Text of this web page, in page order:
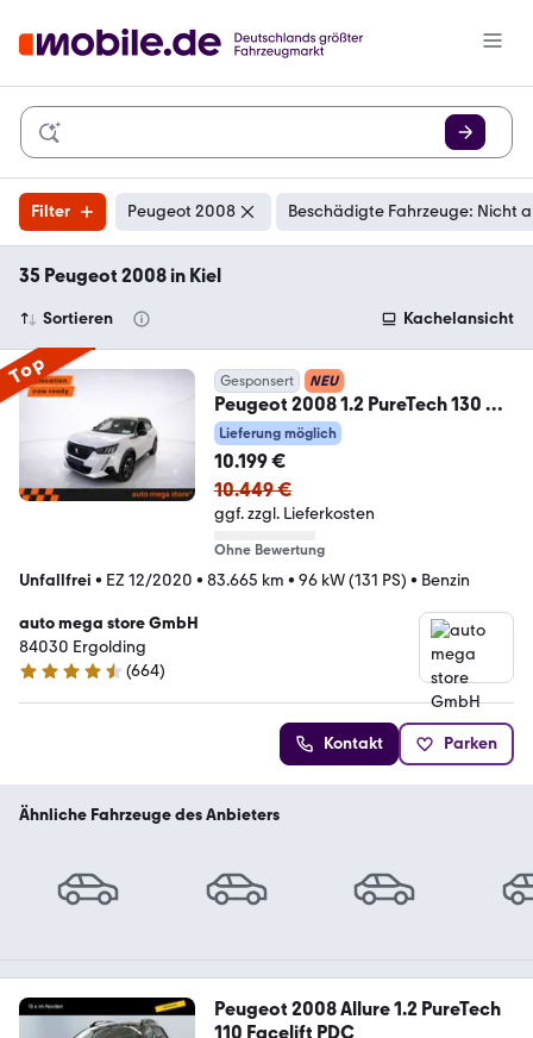
Filter Peugeot 2008 Beschädigte Fahrzeuge: Nicht
35 Peugeot 2008 in Kiel
Sortieren Kachelansicht
Top Gesponsert NEU
Peugeot 2008 1.2 PureTech 130 GT
Kamera/KeyLess/LED/Navi
Lieferung möglich
10.199 €
10.449 €
ggf. zzgl. Lieferkosten
Ohne Bewertung
Unfallfrei • EZ 12/2020 • 83.665 km • 96 kW (131 PS) • Benzin
auto mega store GmbH
84030 Ergolding
4.4 Sterne
(664)
Kontakt Parken
Ähnliche Fahrzeuge des Anbieters
Peugeot 2008 Allure 1.2 PureTech
110 Facelift PDC